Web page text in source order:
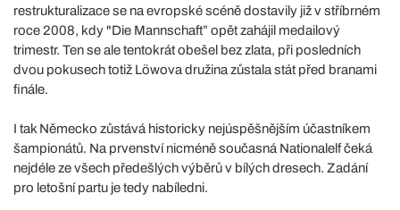
restrukturalizace se na evropské scéně dostavily již v stříbrném
roce 2008, kdy "Die Mannschaft” opět zahájil medailový
trimestr. Ten se ale tentokrát obešel bez zlata, při posledních
dvou pokusech totiž Löwova družina zůstala stát před branami
finále.
I tak Německo zůstává historicky nejúspěšnějším účastníkem
šampionátů. Na prvenství nicméně současná Nationalelf čeká
nejdéle ze všech předešlých výběrů v bílých dresech. Zadání
pro letošní partu je tedy nabíledni.